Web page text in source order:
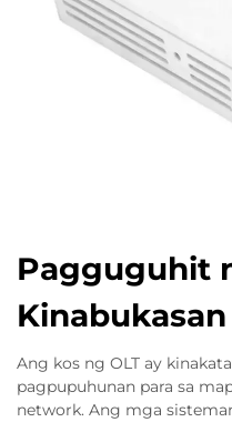
Pagguguhit
Kinabukasan
Ang kos ng OLT ay
pagpupuhunan para sa
network. Ang mga